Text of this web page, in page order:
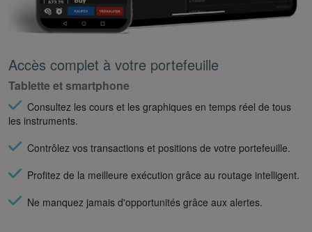
Accès complet à votre portefeuille
Tablette et smartphone
Consultez les cours et les graphiques en temps réel de tous
les instruments.
Contrôlez vos transactions et positions de votre portefeuille.
Profitez de la meilleure exécution grâce au routage intelligent.
Ne manquez jamais d'opportunités grâce aux alertes.